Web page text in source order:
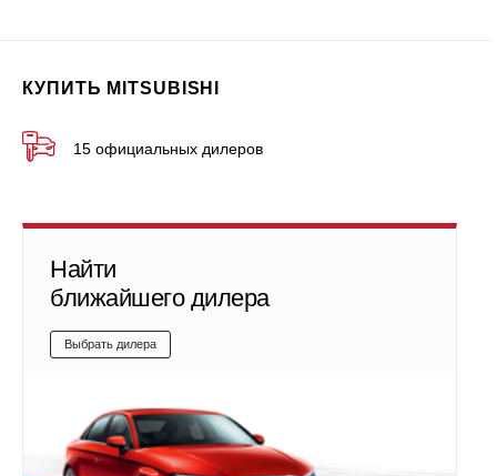
КУПИТЬ MITSUBISHI
15 официальных дилеров
Найти
ближайшего дилера
Выбрать дилера